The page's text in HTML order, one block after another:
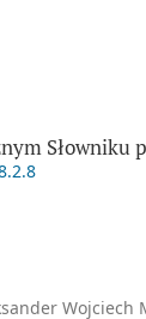
Słowniku
Wojciech